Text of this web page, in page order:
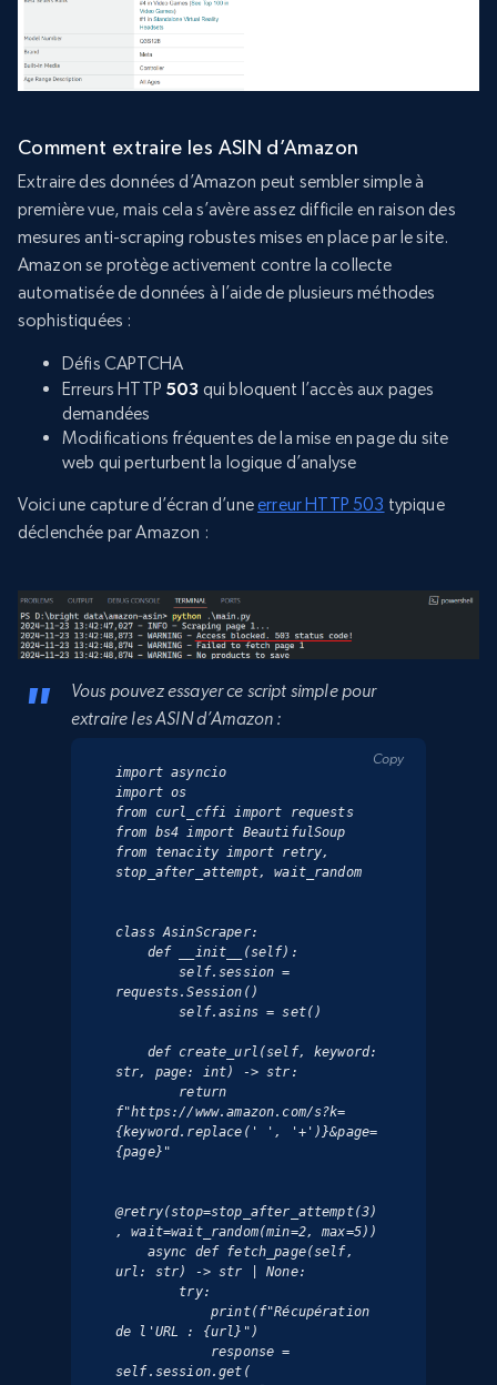
Comment extraire les ASIN d’Amazon
Extraire des données d’Amazon peut sembler simple à
première vue, mais cela s’avère assez difficile en raison des
mesures anti-scraping robustes mises en place par le site.
Amazon se protège activement contre la collecte
automatisée de données à l’aide de plusieurs méthodes
sophistiquées :
Défis CAPTCHA
Erreurs HTTP 503 qui bloquent l’accès aux pages
demandées
Modifications fréquentes de la mise en page du site
web qui perturbent la logique d’analyse
Voici une capture d’écran d’uneerreur HTTP 503 typique
déclenchée par Amazon :
Vous pouvez essayer ce script simple pour
extraire les ASIN d’Amazon :
import asyncio
import os
from curl_cffi import requests
from bs4 import BeautifulSoup
from tenacity import retry,
stop_after_attempt, wait_random
class AsinScraper:
        self.session =
requests.Session()
        self.asins = set()
str, page: int) -> str:
f"https://www.amazon.com/s?k=
{keyword.replace(' ', '+')}&page=
{page}"
@retry(stop=stop_after_attempt(3)
, wait=wait_random(min=2, max=5))
url: str) -> str | None:
de l'URL : {url}")
self.session.get(
Copy